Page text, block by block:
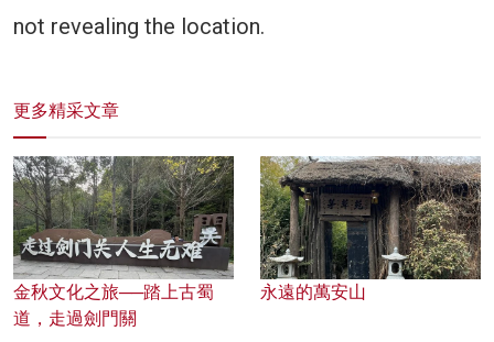
not revealing the location.
更多精采文章
金秋文化之旅──踏上古蜀
道，走過劍門關
永遠的萬安山